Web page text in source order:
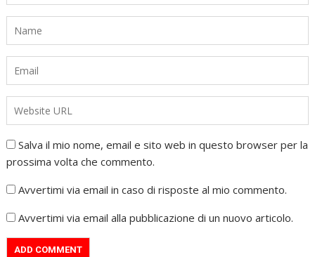
Salva il mio nome, email e sito web in questo browser per la
prossima volta che commento.
Avvertimi via email in caso di risposte al mio commento.
Avvertimi via email alla pubblicazione di un nuovo articolo.